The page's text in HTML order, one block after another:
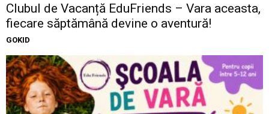
Clubul de Vacanță EduFriends – Vara aceasta,
fiecare săptămână devine o aventură!
GOKID